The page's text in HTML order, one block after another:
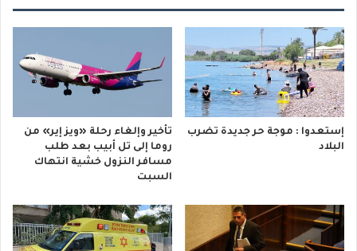
إستعدوا : موجة حر جديدة تضرب
البلاد
تأخير وإلغاء رحلة «ويز إير» من
روما إلى تل أبيب بعد طلب
مسافر النزول خشية انتهاك
السبت